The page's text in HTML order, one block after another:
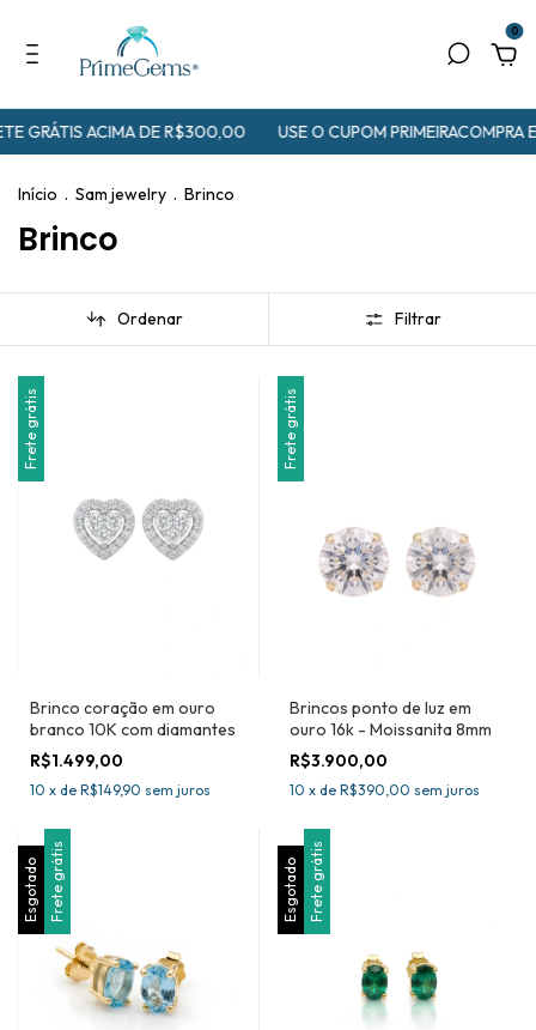
0
GRÁTIS ACIMA DE R$300,00 USE O CUPOM PRIMEIRACOMPRA
Início . Sam jewelry . Brinco
Brinco
Ordenar Filtrar
Frete grátis
Brinco coração em ouro
branco 10K com diamantes
R$1.499,00
10 x de R$149,90 sem juros
Frete grátis
Brincos ponto de luz em
ouro 16k - Moissanita 8mm
R$3.900,00
10 x de R$390,00 sem juros
Esgotado Frete grátis Esgotado Frete grátis